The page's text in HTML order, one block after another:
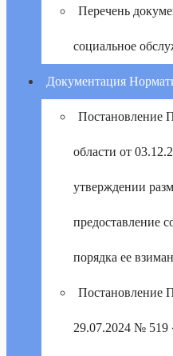
Перечень
социальное
Документация
Постановление
области от
утверждении
предоставление
порядка ее
Постановление
29.07.2024 № 519